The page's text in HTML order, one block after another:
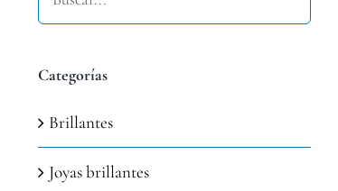
Categorías
Brillantes
Joyas brillantes